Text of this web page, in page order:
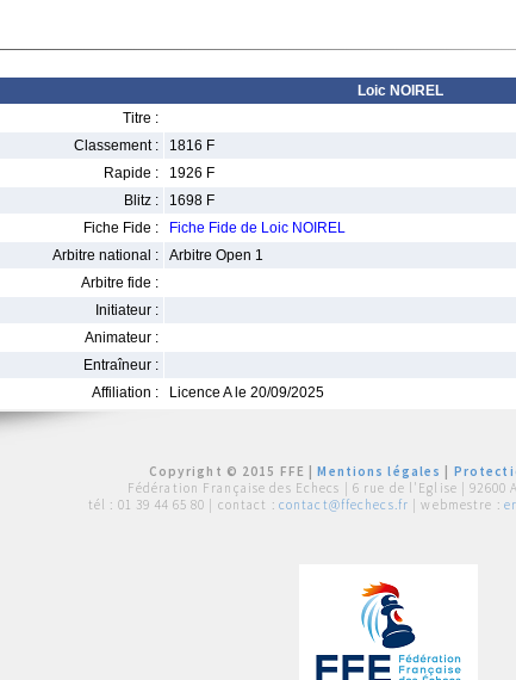
Loic NOIREL
Titre :
Classement :
1816 F
Rapide :
1926 F
Blitz :
1698 F
Fiche Fide :
Fiche Fide de Loic NOIREL
Arbitre national :
Arbitre Open 1
Arbitre fide :
Initiateur :
Animateur :
Entraîneur :
Affiliation :
Licence A le 20/09/2025
Copyright © 2015 FFE |Mentions légales
Fédération Française des Echecs | 6 rue de l'Eglise | 92600
tél : 01 39 44 65 80 | contact : contact@ffechecs.fr | webmestre :